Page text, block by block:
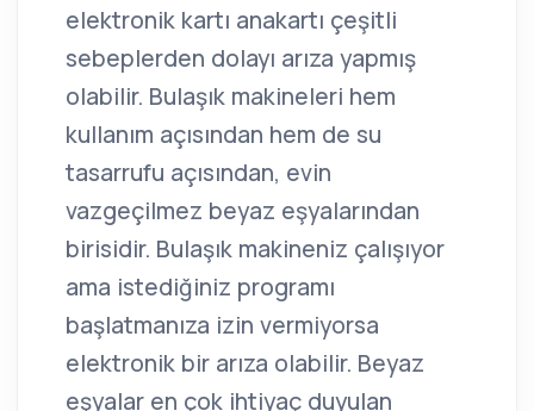
elektronik kartı anakartı çeşitli
sebeplerden dolayı arıza yapmış
olabilir. Bulaşık makineleri hem
kullanım açısından hem de su
tasarrufu açısından, evin
vazgeçilmez beyaz eşyalarından
birisidir. Bulaşık makineniz çalışıyor
ama istediğiniz programı
başlatmanıza izin vermiyorsa
elektronik bir arıza olabilir. Beyaz
eşyalar en çok ihtiyaç duyulan